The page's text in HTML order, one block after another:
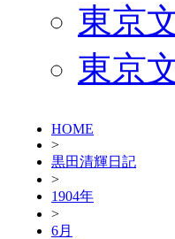
東京
東京
HOME
>
黒田清輝日記
>
1904年
>
6月